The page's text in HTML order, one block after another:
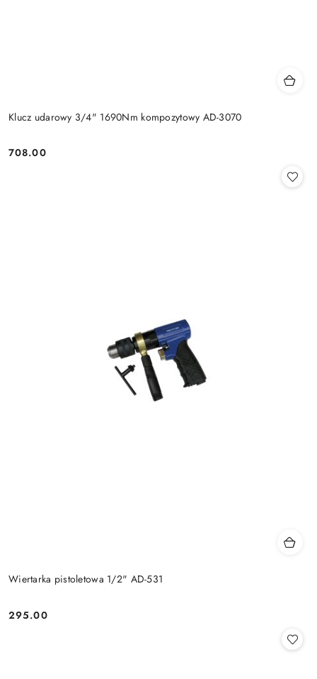
Klucz udarowy 3/4" 1690Nm kompozytowy AD-3070
Cena:
708.00
Wiertarka pistoletowa 1/2" AD-531
Cena:
295.00